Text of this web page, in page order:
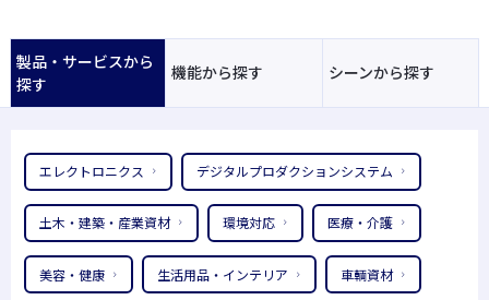
製品・サービスから
探す
機能から探す シーンから探す
エレクトロニクス デジタルプロダクションシステム
土木・建築・産業資材 環境対応 医療・介護
美容・健康 生活用品・インテリア 車輌資材